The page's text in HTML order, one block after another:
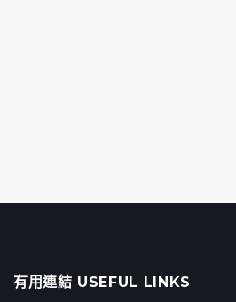
有用連結 USEFUL LINKS